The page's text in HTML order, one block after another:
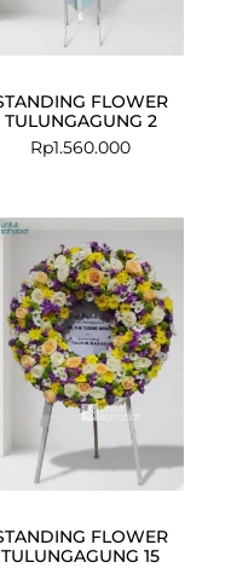
FLOWER
TULUNGAGUNG 2
Rp1.560.000
FLOWER
TULUNGAGUNG 15